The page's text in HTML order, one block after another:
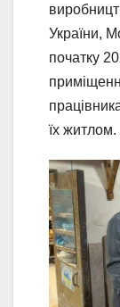
України,
початку
їх житлом.